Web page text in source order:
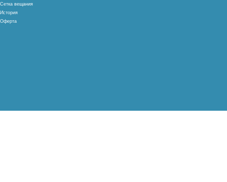
Сетка вещания
История
Оферта